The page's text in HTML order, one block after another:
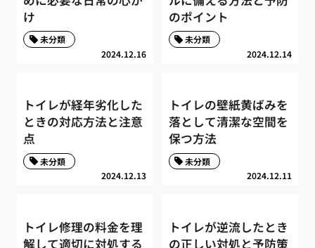
け
2024.12.16
未分類
のポイント
2024.12.14
未分類
トイレが経年劣化した
ときの対応方法と注意
点
2024.12.13
未分類
トイレの壁紙黄ばみを
落として清潔な空間を
保つ方法
2024.12.11
未分類
トイレ修理の料金を理
解して適切に対処する
トイレが逆流したとき
の正しい対処と予防策